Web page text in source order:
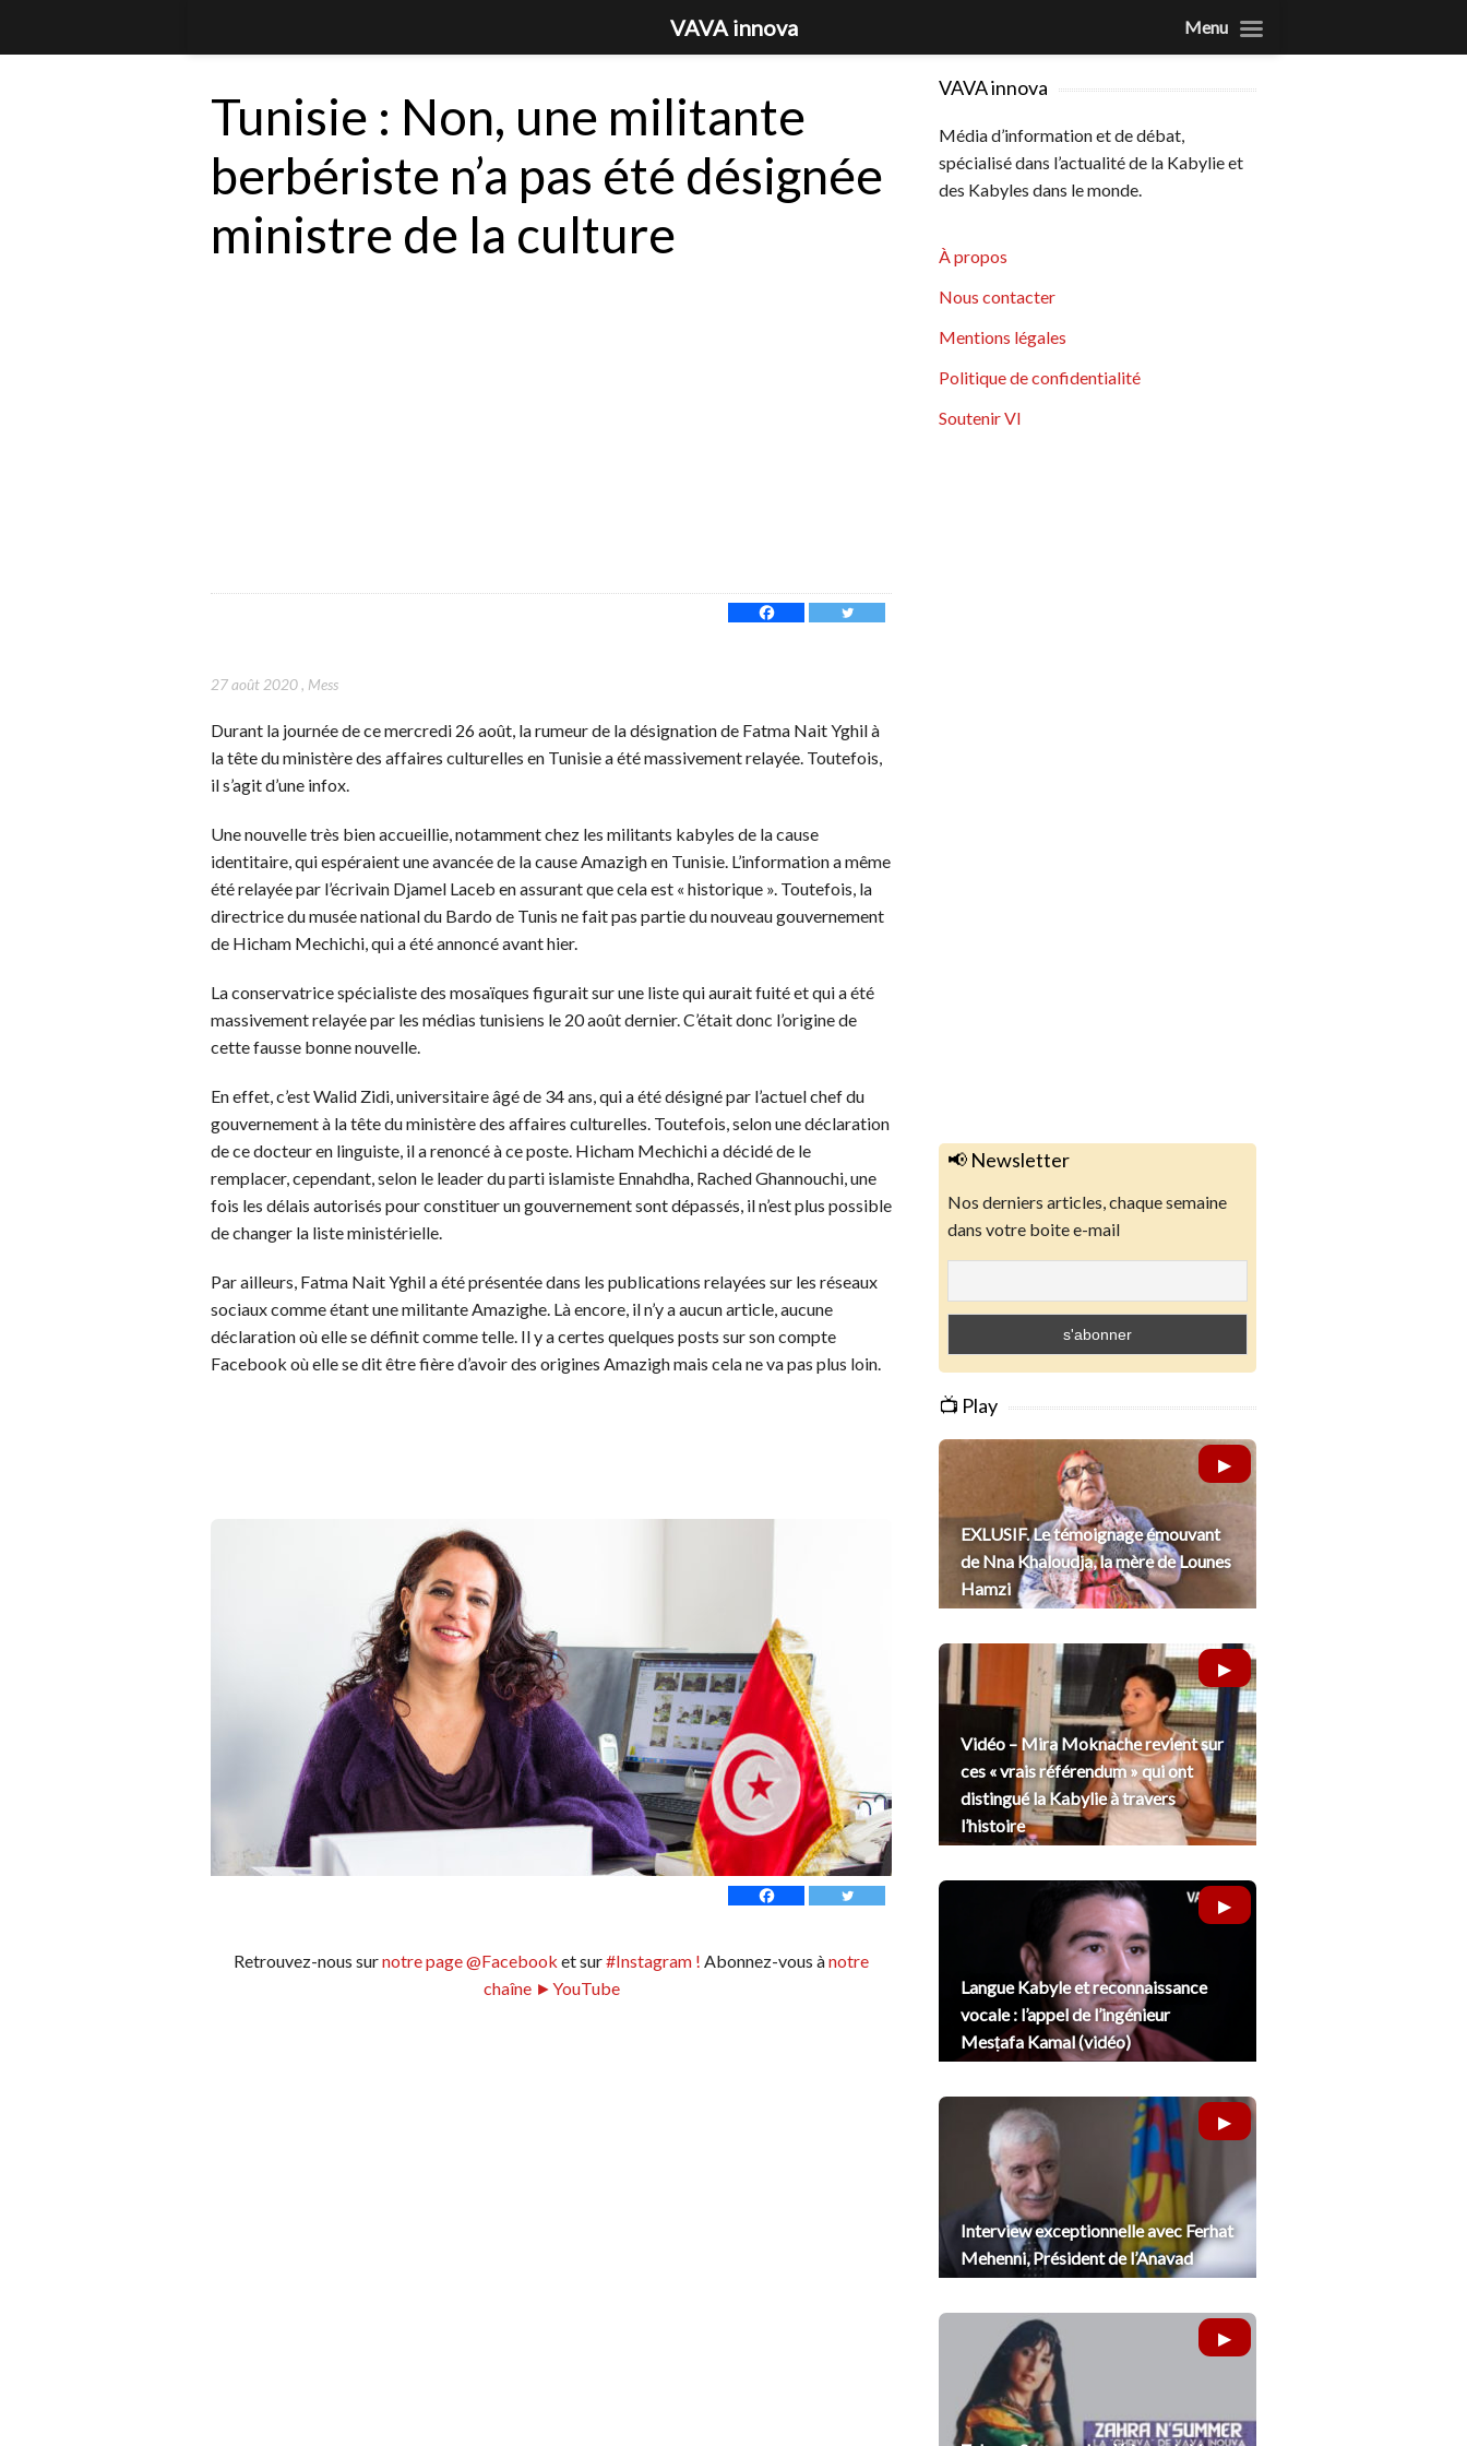
Tunisie : Non, une militante
berbériste n’a pas été désignée
ministre de la culture
27 août 2020, Mess
Durant la journée de ce mercredi 26 août, la rumeur de la désignation de Fatma Nait Yghil à
la tête du ministère des affaires culturelles en Tunisie a été massivement relayée. Toutefois,
il s’agit d’une infox.
Une nouvelle très bien accueillie, notamment chez les militants kabyles de la cause
identitaire, qui espéraient une avancée de la cause Amazigh en Tunisie. L’information a même
été relayée par l’écrivain Djamel Laceb en assurant que cela est « historique ». Toutefois, la
directrice du musée national du Bardo de Tunis ne fait pas partie du nouveau gouvernement
de Hicham Mechichi, qui a été annoncé avant hier.
La conservatrice spécialiste des mosaïques figurait sur une liste qui aurait fuité et qui a été
massivement relayée par les médias tunisiens le 20 août dernier. C’était donc l’origine de
cette fausse bonne nouvelle.
En effet, c’est Walid Zidi, universitaire âgé de 34 ans, qui a été désigné par l’actuel chef du
gouvernement à la tête du ministère des affaires culturelles. Toutefois, selon une déclaration
de ce docteur en linguiste, il a renoncé à ce poste. Hicham Mechichi a décidé de le
remplacer, cependant, selon le leader du parti islamiste Ennahdha, Rached Ghannouchi, une
fois les délais autorisés pour constituer un gouvernement sont dépassés, il n’est plus possible
de changer la liste ministérielle.
Par ailleurs, Fatma Nait Yghil a été présentée dans les publications relayées sur les réseaux
sociaux comme étant une militante Amazighe. Là encore, il n’y a aucun article, aucune
déclaration où elle se définit comme telle. Il y a certes quelques posts sur son compte
Facebook où elle se dit être fière d’avoir des origines Amazigh mais cela ne va pas plus loin.
Retrouvez-nous surnotre page @Facebook et sur#Instagram ! Abonnez-vous ànotre
chaîne ►YouTube
VAVA innova
Média d’information et de débat,
spécialisé dans l’actualité de la Kabylie et
des Kabyles dans le monde.
À propos
Nous contacter
Mentions légales
Politique de confidentialité
Soutenir VI
📢 Newsletter
Nos derniers articles, chaque semaine
dans votre boite e-mail
📺 Play
EXLUSIF. Le témoignage émouvant
de Nna Khaloudja, la mère de Lounes
Hamzi
Vidéo – Mira Moknache revient sur
ces « vrais référendum » qui ont
distingué la Kabylie à travers
l’histoire
Langue Kabyle et reconnaissance
vocale : l’appel de l’ingénieur
Mesṭafa Kamal (vidéo)
Interview exceptionnelle avec Ferhat
Mehenni, Président de l’Anavad
VAVA innova Menu